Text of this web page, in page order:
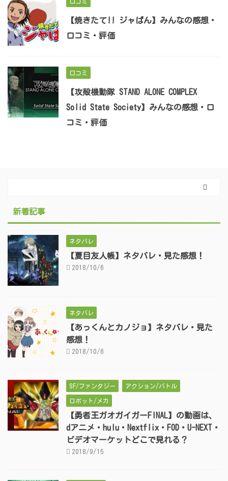
【焼きたて!! ジャぱん】みんなの感想・
口コミ・評価
口コミ
【攻殻機動隊 STAND ALONE COMPLEX
Solid State Society】みんなの感想・口
コミ・評価
新着記事
ネタバレ
【夏目友人帳】ネタバレ・見た感想！
2018/10/6
ネタバレ
【あっくんとカノジョ】ネタバレ・見た
感想！
2018/10/6
SF/ファンタジー アクション/バトル
ロボット/メカ
【勇者王ガオガイガーFINAL】の動画は、
dアニメ・hulu・Nextflix・FOD・U-NEXT・
ビデオマーケットどこで見れる？
2018/9/15